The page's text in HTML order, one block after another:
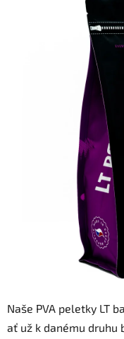
Naše PVA peletky LT
ať už k danému druhu